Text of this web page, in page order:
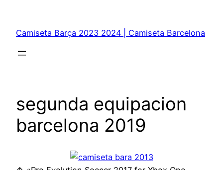
contenido
Camiseta Barça 2023 2024 | Camiseta Barcelona
segunda equipacion
barcelona 2019